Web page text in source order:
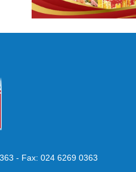
- Fax: 024 6269 0363